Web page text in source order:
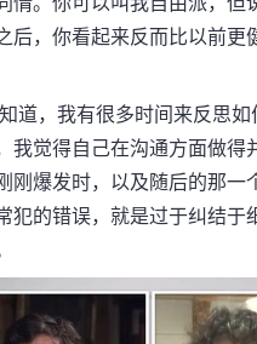
后，你看起来反而比以前更
道，我有很多时间来反思如
我觉得自己在沟通方面做得
刚爆发时，以及随后的那一
犯的错误，就是过于纠结于